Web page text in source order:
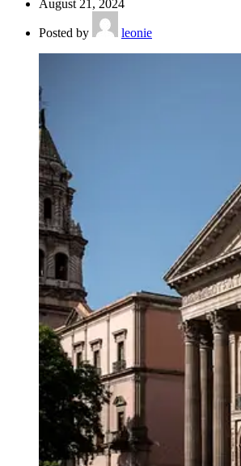
August 21, 2024
Posted by leonie